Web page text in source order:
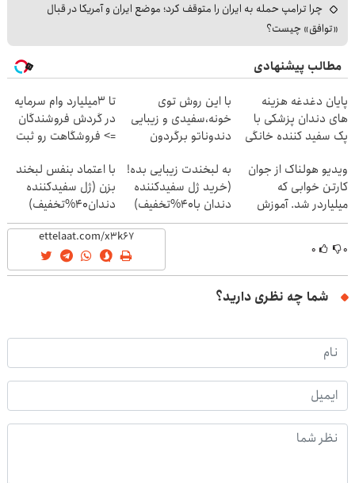
چرا ترامپ حمله به ایران را متوقف کرد؛ موضع ایران و آمریکا در قبال
«توافق» چیست؟
مطالب پیشنهادی
پایان دغدغه هزینه
های دندان پزشکی با
پک سفید کننده خانگی
با این روش توی
خونه،سفیدی و زیبایی
دندوناتو برگردون
تا 3میلیارد وام سرمایه
در گردش فروشندگان
=> فروشگاهت رو ثبت
ویدیو هولناک از جوان
کارتن خوابی که
میلیاردر شد. آموزش
رایگان
به لبخندت زیبایی بده!
(خرید ژل سفیدکننده
دندان با40%تخفیف)
با اعتماد بنفس لبخند
بزن (ژل سفیدکننده
دندان40%تخفیف)
۰ ۰
شما چه نظری دارید؟